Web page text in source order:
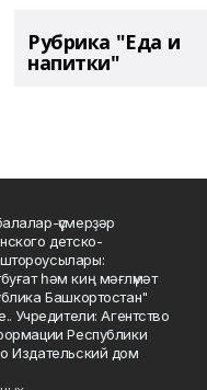
Рубрика "Еда и
напитки"
үҫмерҙәр
детско-
һәм киң мәғлүмәт
Башкортостан"
Учредители: Агентство
Республики
Издательский дом